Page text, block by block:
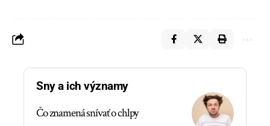
Sny a ich významy
Čo znamená snívať o chlpy